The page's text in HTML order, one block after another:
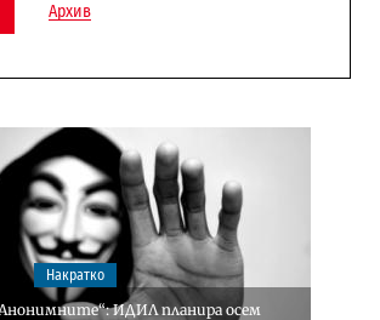
Архив
Накратко
ИДИЛ планира осем